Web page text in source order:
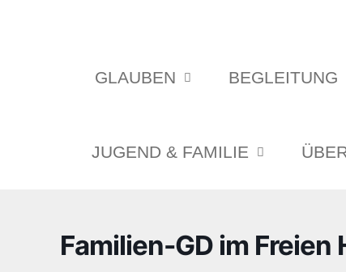
GLAUBEN BEGLEITUNG
JUGEND & FAMILIE
Familien-GD im Freien